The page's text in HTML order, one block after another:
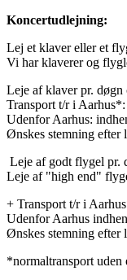
Koncertudlejning:
Lej et klaver eller et
Vi har klaverer og
Leje af klaver pr.
Transport t/r i
Udenfor Aarhus:
Ønskes stemning efter
Leje af godt flygel pr.
Leje af "high end"
+ Transport t/r i
Udenfor Aarhus
Ønskes stemning efter
*normaltransport uden